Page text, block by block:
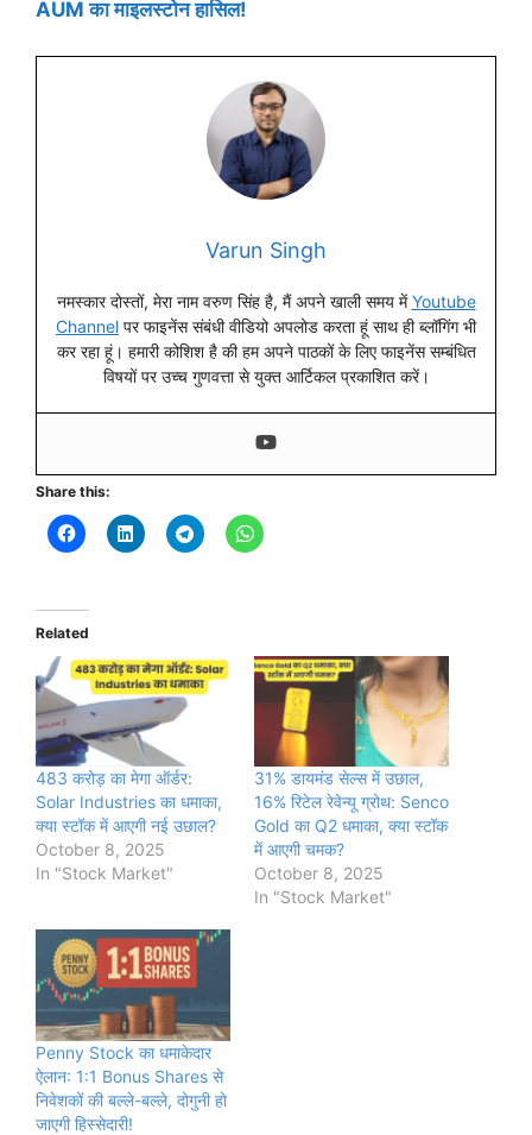
AUM का माइलस्टोन हासिल!
Varun Singh
नमस्कार दोस्तों, मेरा नाम वरुण सिंह है, मैं अपने खाली समय मेंYoutube
Channel पर फाइनेंस संबंधी वीडियो अपलोड करता हूं साथ ही ब्लॉगिंग भी
कर रहा हूं। हमारी कोशिश है की हम अपने पाठकों के लिए फाइनेंस सम्बंधित
विषयों पर उच्च गुणवत्ता से युक्त आर्टिकल प्रकाशित करें।
Share this:
Related
483 करोड़ का मेगा ऑर्डर:
Solar Industries का धमाका,
क्या स्टॉक में आएगी नई उछाल?
October 8, 2025
In "Stock Market"
31% डायमंड सेल्स में उछाल,
16% रिटेल रेवेन्यू ग्रोथ: Senco
Gold का Q2 धमाका, क्या स्टॉक
में आएगी चमक?
October 8, 2025
In "Stock Market"
Penny Stock का धमाकेदार
ऐलान: 1:1 Bonus Shares से
निवेशकों की बल्ले-बल्ले, दोगुनी हो
जाएगी हिस्सेदारी!